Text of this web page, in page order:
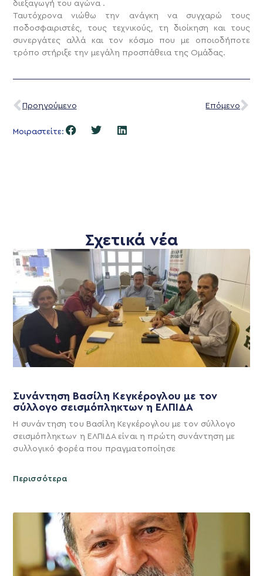
διεξαγωγή του αγώνα .
Ταυτόχρονα νιώθω την ανάγκη να συγχαρώ τους
ποδοσφαιριστές, τους τεχνικούς, τη διοίκηση και τους
συνεργάτες αλλά και τον κόσμο που με οποιοδήποτε
τρόπο στήριξε την μεγάλη προσπάθεια της Ομάδας.
Προηγούμενο Επόμενο
Μοιραστείτε:
Σχετικά νέα
Συνάντηση Βασίλη Κεγκέρογλου με τον
σύλλογο σεισμόπληκτων η ΕΛΠΙΔΑ
Η συνάντηση του Βασίλη Κεγκέρογλου με τον σύλλογο
σεισμόπληκτων η ΕΛΠΙΔΑ είναι η πρώτη συνάντηση με
συλλογικό φορέα που πραγματοποίησε
Περισσότερα